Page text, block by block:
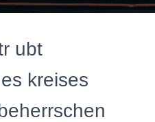
-
ubt
kreises